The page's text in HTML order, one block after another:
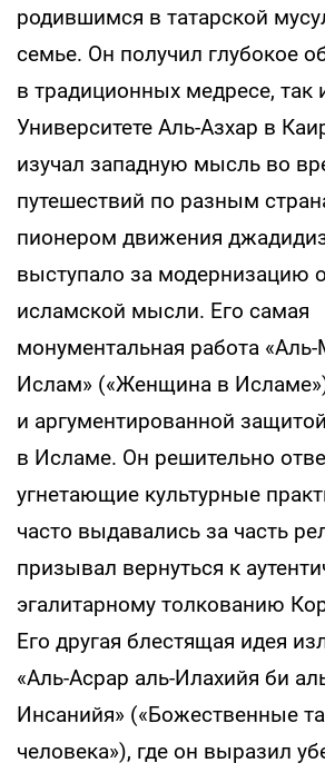
родившимся в татарской
семье. Он получил глубокое
в традиционных медресе, так
Университете Аль-Азхар в
изучал западную мысль во
путешествий по разным
пионером движения
выступало за модернизацию
исламской мысли. Его самая
монументальная работа
Ислам» («Женщина в
и аргументированной
в Исламе. Он решительно
угнетающие культурные
часто выдавались за часть
призывал вернуться к
эгалитарному толкованию
Его другая блестящая идея
«Аль-Асрар аль-Илахийя би
Инсанийя» («Божественные
человека»), где он выразил